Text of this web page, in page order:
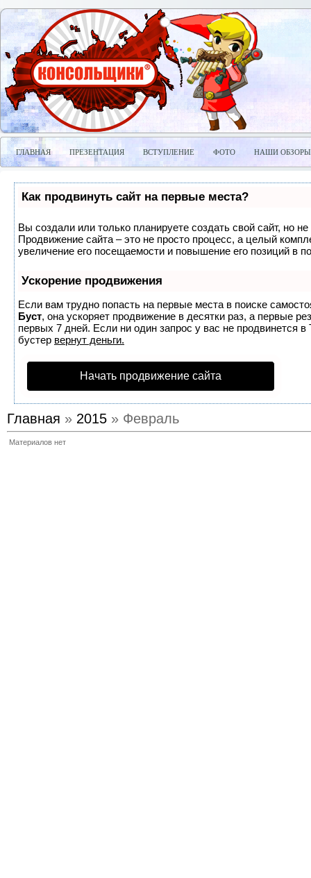
ГЛАВНАЯ ПРЕЗЕНТАЦИЯ ВСТУПЛЕНИЕ ФОТО НАШИ ОБЗОРЫ
Как продвинуть сайт на первые места?
Вы создали или только планируете создать свой сайт, но не
Продвижение сайта – это не просто процесс, а целый
увеличение его посещаемости и повышение его позиций в
Ускорение продвижения
Если вам трудно попасть на первые места в поиске
Буст, она ускоряет продвижение в десятки раз, а первые
первых 7 дней. Если ни один запрос у вас не продвинется
бустер вернут деньги.
Начать продвижение сайта
Главная » 2015 » Февраль
Материалов нет